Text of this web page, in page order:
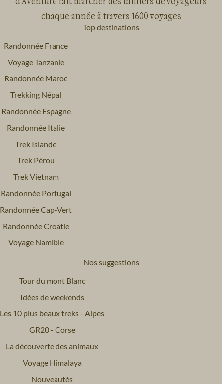
chaque année à travers 1600 voyages
Top destinations
Randonnée France
Voyage Tanzanie
Randonnée Maroc
Trekking Népal
Randonnée Espagne
Randonnée Italie
Trek Islande
Trek Pérou
Trek Vietnam
Randonnée Portugal
Randonnée Cap-Vert
Randonnée Croatie
Voyage Namibie
Nos suggestions
Tour du mont Blanc
Idées de weekends
Les 10 plus beaux treks - Alpes
GR20 - Corse
La découverte des animaux
Voyage Himalaya
Nouveautés